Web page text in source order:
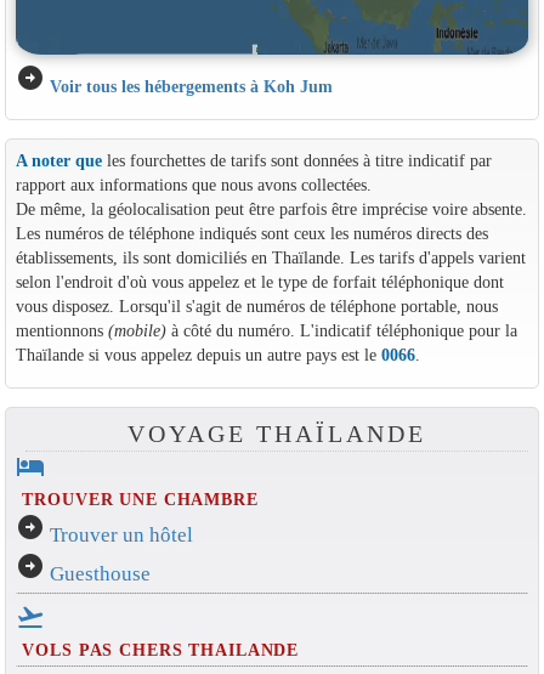
arrow_circle_right Voir tous les hébergements à Koh Jum
A noter queles fourchettes de tarifs sont données à titre indicatif par
rapport aux informations que nous avons collectées.
De même, la géolocalisation peut être parfois être imprécise voire absente.
Les numéros de téléphone indiqués sont ceux les numéros directs des
établissements, ils sont domiciliés en Thaïlande. Les tarifs d'appels varient
selon l'endroit d'où vous appelez et le type de forfait téléphonique dont
vous disposez. Lorsqu'il s'agit de numéros de téléphone portable, nous
mentionnons (mobile)à côté du numéro. L'indicatif téléphonique pour la
Thaïlande si vous appelez depuis un autre pays est le 0066.
VOYAGE THAÏLANDE
hotel
TROUVER UNE CHAMBRE
arrow_circle_right Trouver un hôtel
arrow_circle_right Guesthouse
flight_takeoff
VOLS PAS CHERS THAILANDE